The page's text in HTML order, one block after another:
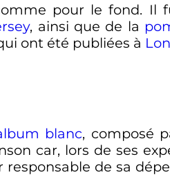
pour le fond. Il
, ainsi que de la
ont été publiées à
blanc, composé
car, lors de ses
de sa